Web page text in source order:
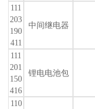
111
203
190
411
中间继电器
111
201
150
416
锂电电池包
110